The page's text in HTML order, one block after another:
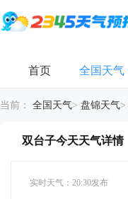
首页 全国天气
当前： 全国天气> 盘锦天气>
双台子今天天气详情
实时天气：20:30发布